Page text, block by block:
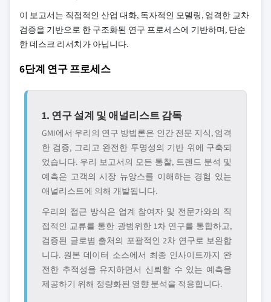
이 보고서는 직접적인 산업 대화, 독자적인 모델링, 엄격한 교차
검증을 기반으로 한 구조화된 연구 프로세스에 기반하며, 단순
한 데스크 리서치가 아닙니다.
6단계 연구 프로세스
1. 연구 설계 및 애널리스트 감독
GMI에서 우리의 연구 방법론은 인간 전문 지식, 엄격
한 검증, 그리고 완전한 투명성의 기반 위에 구축되
었습니다. 우리 보고서의 모든 통찰, 트렌드 분석 및
예측은 고객의 시장 뉴앙스를 이해하는 경험 있는
애널리스트에 의해 개발됩니다.
우리의 접근 방식은 업계 참여자 및 전문가와의 직
접적인 교류를 통한 광범위한 1차 연구를 통합하고,
검증된 글로볌 출처의 포괄적인 2차 연구로 보완합
니다. 원본 데이터 소스에서 최종 인사이트까지 완
전한 추적성을 유지하면서 신뢰할 수 있는 예측을
제공하기 위해 정량화된 영향 분석을 적용합니다.